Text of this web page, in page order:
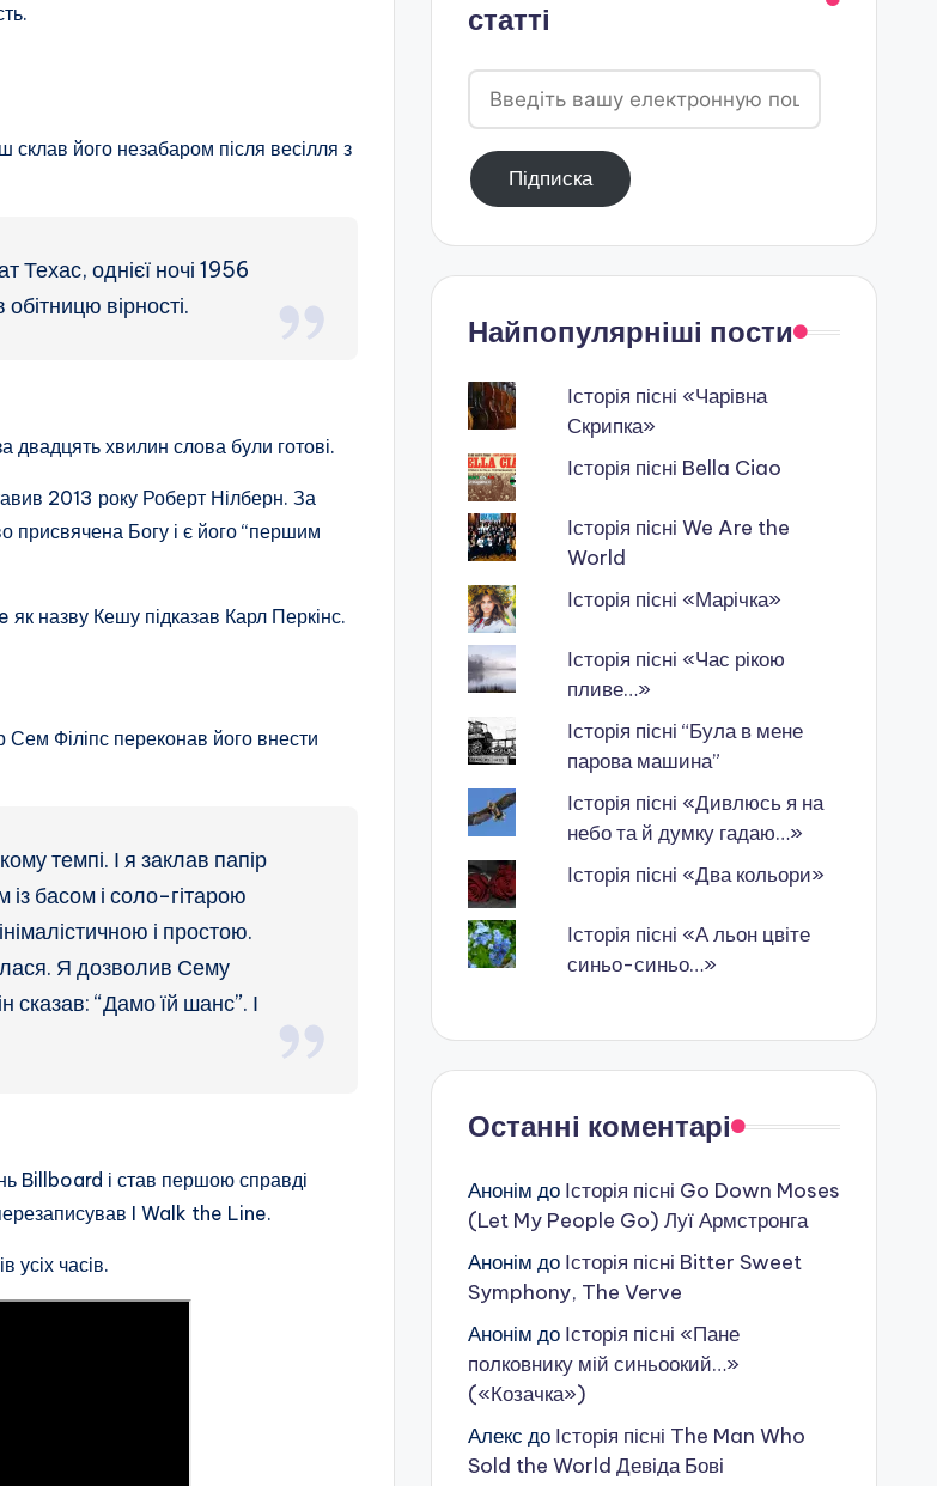
його незабаром після весілля з
Техас, однієї ночі 1956
вірності.
двадцять хвилин слова були готові.
2013 року Роберт Нілберн. За
присвячена Богу і є його “першим
назву Кешу підказав Карл Перкінс.
Філіпс переконав його внести
темпі. І я заклав папір
із басом і соло-гітарою
і простою.
Я дозволив Сему
сказав: “Дамо їй шанс”. І
Billboard і став першою справді
I Walk the Line.
часів.
статті
Введіть
вашу
електронную
поштуПідписка
Найпопулярніші пости
Історія пісні «Чарівна
Скрипка»
Історія пісні Bella Ciao
Історія пісні We Are the
World
Історія пісні «Марічка»
Історія пісні «Час рікою
пливе…»
Історія пісні “Була в мене
парова машина”
Історія пісні «Дивлюсь я на
небо та й думку гадаю…»
Історія пісні «Два кольори»
Історія пісні «А льон цвіте
синьо-синьо…»
Останні коментарі
Анонім до Історія пісні Go Down Moses
(Let My People Go) Луї Армстронга
Анонім до Історія пісні Bitter Sweet
Symphony, The Verve
Анонім до Історія пісні «Пане
полковнику мій синьоокий…»
(«Козачка»)
Алекс до Історія пісні The Man Who
Sold the World Девіда Бові